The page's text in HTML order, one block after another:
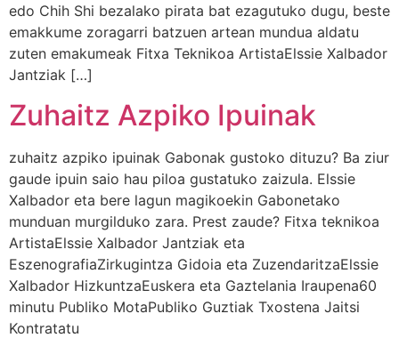
edo Chih Shi bezalako pirata bat ezagutuko dugu, beste
emakkume zoragarri batzuen artean mundua aldatu
zuten emakumeak Fitxa Teknikoa ArtistaElssie Xalbador
Jantziak […]
Zuhaitz Azpiko Ipuinak
zuhaitz azpiko ipuinak Gabonak gustoko dituzu? Ba ziur
gaude ipuin saio hau piloa gustatuko zaizula. Elssie
Xalbador eta bere lagun magikoekin Gabonetako
munduan murgilduko zara. Prest zaude? Fitxa teknikoa
ArtistaElssie Xalbador Jantziak eta
EszenografiaZirkugintza Gidoia eta ZuzendaritzaElssie
Xalbador HizkuntzaEuskera eta Gaztelania Iraupena60
minutu Publiko MotaPubliko Guztiak Txostena Jaitsi
Kontratatu